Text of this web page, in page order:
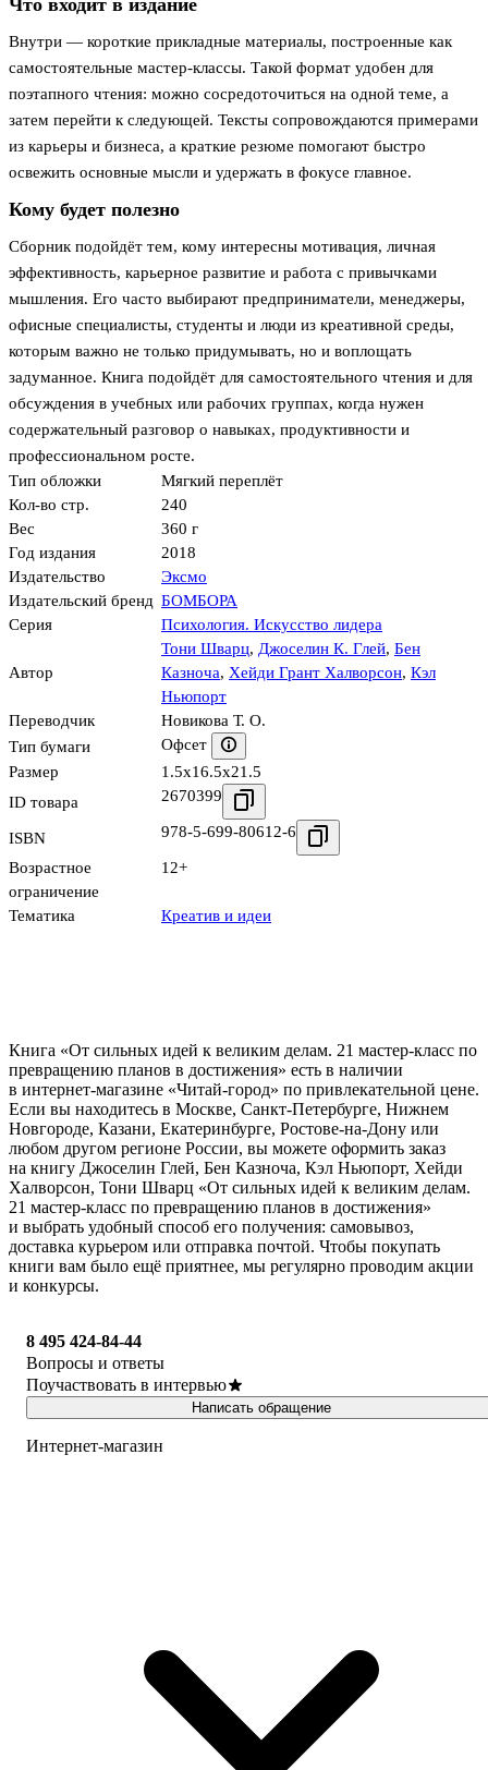
Что входит в издание
Внутри — короткие прикладные материалы, построенные как
самостоятельные мастер-классы. Такой формат удобен для
поэтапного чтения: можно сосредоточиться на одной теме, а
затем перейти к следующей. Тексты сопровождаются примерами
из карьеры и бизнеса, а краткие резюме помогают быстро
освежить основные мысли и удержать в фокусе главное.
Кому будет полезно
Сборник подойдёт тем, кому интересны мотивация, личная
эффективность, карьерное развитие и работа с привычками
мышления. Его часто выбирают предприниматели, менеджеры,
офисные специалисты, студенты и люди из креативной среды,
которым важно не только придумывать, но и воплощать
задуманное. Книга подойдёт для самостоятельного чтения и для
обсуждения в учебных или рабочих группах, когда нужен
содержательный разговор о навыках, продуктивности и
профессиональном росте.
Тип обложки
Мягкий переплёт
Кол-во стр.
240
Вес
360 г
Год издания
2018
Издательство
Эксмо
Издательский бренд БОМБОРА
Серия
Психология. Искусство лидера
Автор
Тони Шварц, Джоселин К. Глей, Бен
Казноча, Хейди Грант Халворсон, Кэл
Ньюпорт
Переводчик
Новикова Т. О.
Тип бумаги
Офсет
Размер
1.5x16.5x21.5
ID товара
2670399
ISBN 978-5-699-80612-6
Возрастное
ограничение
12+
Тематика Креатив и идеи
Книга «От сильных идей к великим делам. 21 мастер-класс по
превращению планов в достижения» есть в наличии
в интернет-магазине «Читай-город» по привлекательной цене.
Если вы находитесь в Москве, Санкт-Петербурге, Нижнем
Новгороде, Казани, Екатеринбурге, Ростове-на-Дону или
любом другом регионе России, вы можете оформить заказ
на книгу Джоселин Глей, Бен Казноча, Кэл Ньюпорт, Хейди
Халворсон, Тони Шварц «От сильных идей к великим делам.
21 мастер-класс по превращению планов в достижения»
и выбрать удобный способ его получения: самовывоз,
доставка курьером или отправка почтой. Чтобы покупать
книги вам было ещё приятнее, мы регулярно проводим акции
и конкурсы.
8 495 424-84-44
Вопросы и ответы
Поучаствовать в интервью
Написать обращение
Интернет-магазин